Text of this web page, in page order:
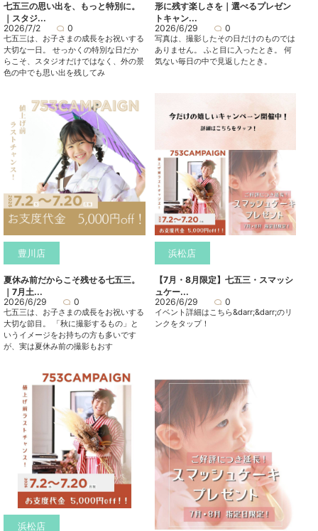
七五三の思い出を、もっと特別に。
｜スタジ...
2026/7/2
0
七五三は、お子さまの成長をお祝いする
大切な一日。 せっかくの特別な日だか
らこそ、スタジオだけではなく、外の景
色の中でも思い出を残してみ
形に残す楽しさを｜選べるプレゼン
トキャン...
2026/6/29
0
写真は、撮影したその日だけのものでは
ありません。 ふと目に入ったとき。 何
気ない毎日の中で見返したとき。
豊川店
夏休み前だからこそ残せる七五三。
｜7月土...
2026/6/29
0
七五三は、お子さまの成長をお祝いする
大切な節目。 「秋に撮影するもの」と
いうイメージをお持ちの方も多いです
が、実は夏休み前の撮影もおす
浜松店
【7月・8月限定】七五三・スマッシ
ュケー...
2026/6/29
0
イベント詳細はこちら&darr;&darr;のリ
ンクをタップ！
浜松店